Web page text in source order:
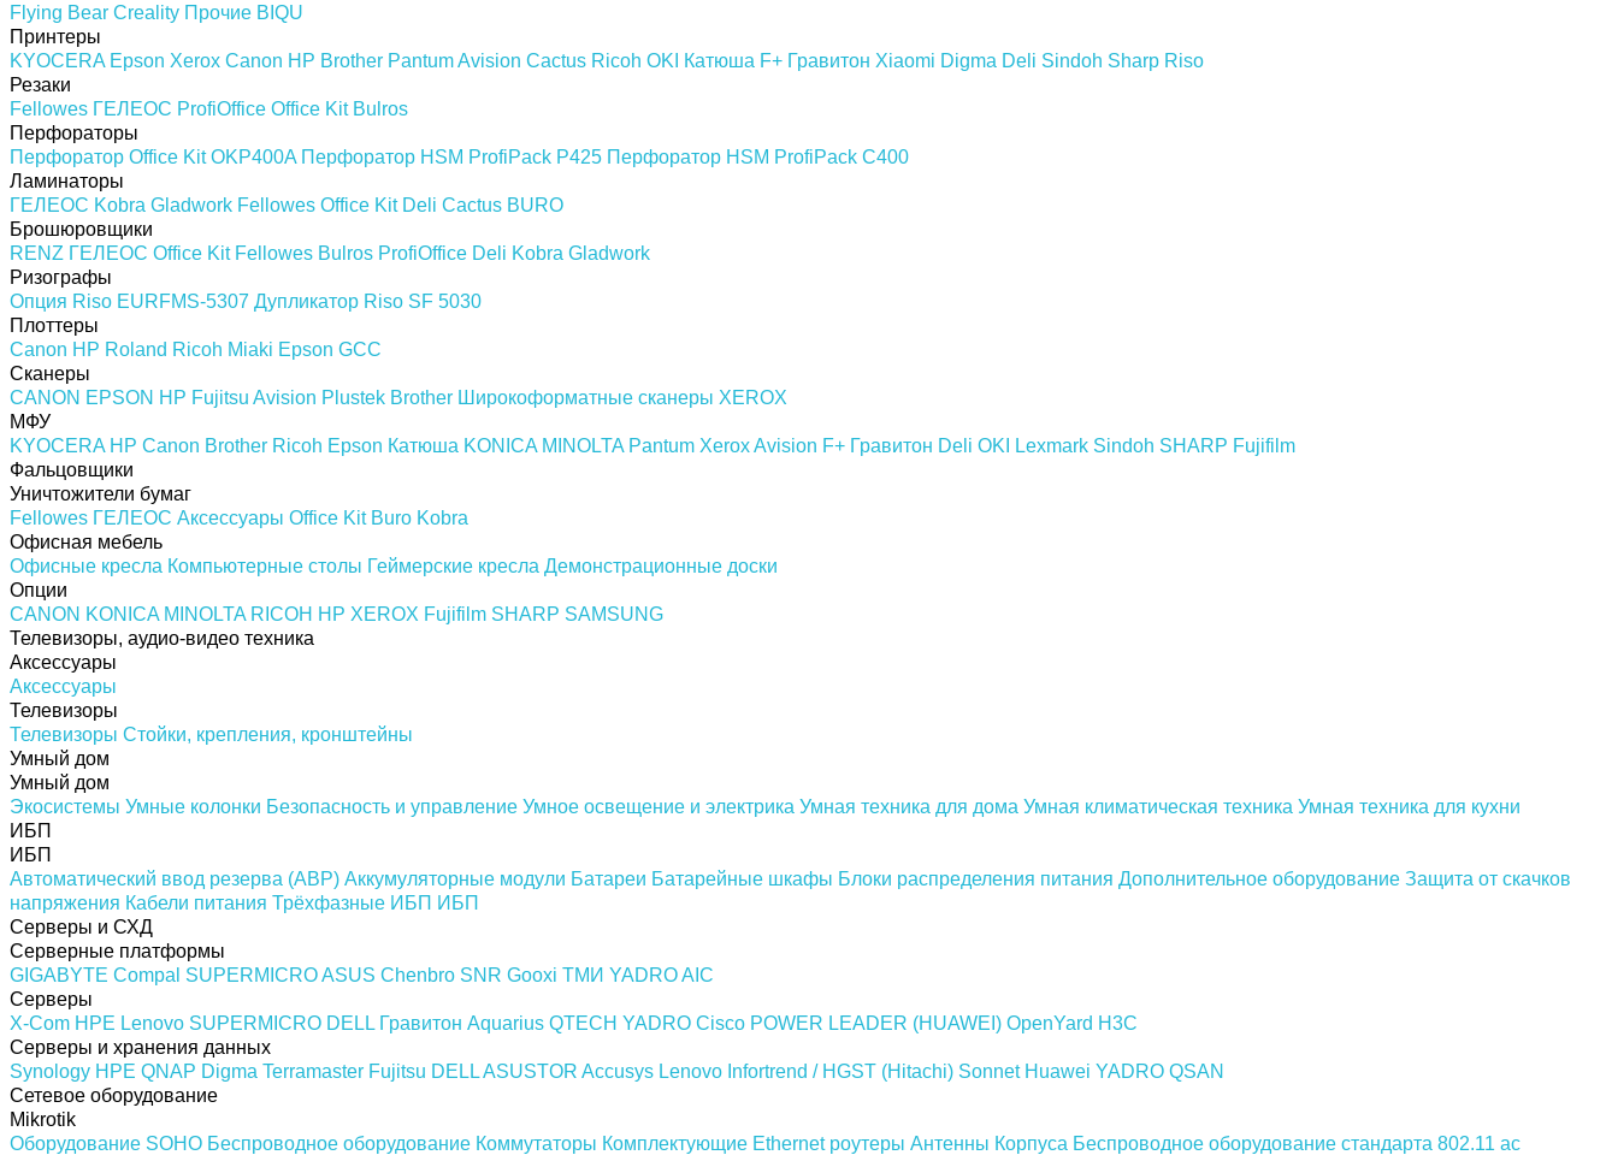
Flying Bear Creality Прочие BIQU
Принтеры
KYOCERA Epson Xerox Canon HP Brother PantumAvision Cactus Ricoh OKI Катюша F+ Гравитон Xiaomi Digma Deli Sindoh Sharp Riso
Резаки
Fellowes ГЕЛЕОС ProfiOffice Office Kit Bulros
Перфораторы
Перфоратор Office Kit OKP400A Перфоратор HSM ProfiPack P425 Перфоратор HSM ProfiPack C400
Ламинаторы
ГЕЛЕОС Kobra Gladwork Fellowes Office Kit Deli Cactus BURO
Брошюровщики
RENZ ГЕЛЕОС Office Kit Fellowes Bulros ProfiOffice Deli Kobra Gladwork
Ризографы
Опция Riso EURFMS-5307 Дупликатор Riso SF 5030
Плоттеры
Canon HP Roland Ricoh Miaki Epson GCC
Сканеры
CANON EPSON HP Fujitsu Avision Plustek Brother Широкоформатные сканеры XEROX
МФУ
KYOCERA HP Canon Brother Ricoh Epson Катюша KONICA MINOLTA Pantum XeroxAvision F+ Гравитон Deli OKI Lexmark Sindoh SHARP Fujifilm
Фальцовщики
Уничтожители бумаг
Fellowes ГЕЛЕОС Аксессуары Office Kit Buro Kobra
Офисная мебель
Офисные кресла Компьютерные столы Геймерские кресла Демонстрационные доски
Опции
CANON KONICA MINOLTA RICOH HP XEROX Fujifilm SHARP SAMSUNG
Телевизоры, аудио-видео техника
Аксессуары
Аксессуары
Телевизоры
Телевизоры Стойки, крепления, кронштейны
Умный дом
Умный дом
Экосистемы Умные колонки Безопасность и управление Умное освещение и электрика Умная техника для дома Умная климатическая техника Умная техника для кухни
ИБП
ИБП
Автоматический ввод резерва (АВР) Аккумуляторные модули Батареи Батарейные шкафы Блоки распределения питания Дополнительное оборудование Защита от скачков
напряжения Кабели питания Трёхфазные ИБП ИБП
Серверы и СХД
Серверные платформы
GIGABYTE Compal SUPERMICROASUS Chenbro SNR Gooxi ТМИ YADROAIC
Серверы
X-Com HPE Lenovo SUPERMICRO DELL Гравитон Aquarius QTECH YADRO Cisco POWER LEADER (HUAWEI) OpenYard H3C
Серверы и хранения данных
Synology HPE QNAP Digma Terramaster Fujitsu DELLASUSTOR Accusys Lenovo Infortrend / HGST (Hitachi) Sonnet Huawei YADRO QSAN
Сетевое оборудование
Mikrotik
Оборудование SOHO Беспроводное оборудование Коммутаторы Комплектующие Ethernet роутеры Антенны Корпуса Беспроводное оборудование стандарта 802.11 ас